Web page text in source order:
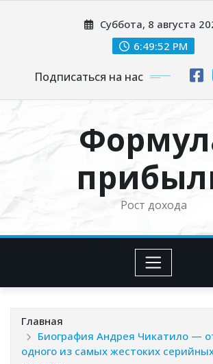
Суббота, 8 августа
6:49:53 PM
Подписаться на нас
Рост дохода
Главная
Биография Андрея Чикатило —
одного из самых жестоких